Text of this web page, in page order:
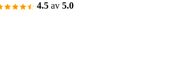
4.5 av 5.0